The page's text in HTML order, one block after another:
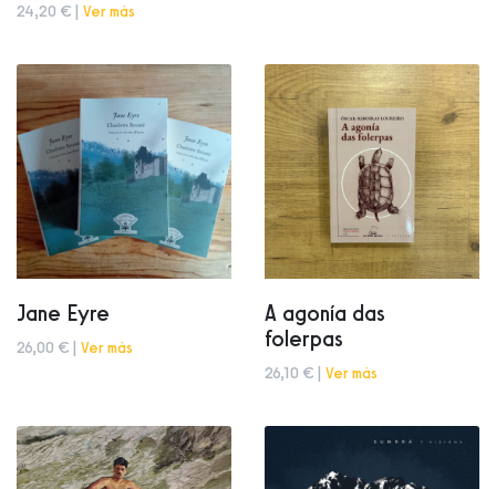
24,20 € | Ver más
Jane Eyre
26,00 € | Ver más
A agonía das
folerpas
26,10 € | Ver más